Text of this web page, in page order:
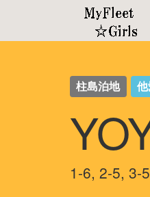
柱島泊地
1-6, 2-5, 3-